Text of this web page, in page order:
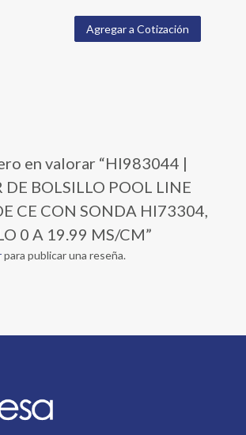
Agregar a Cotización
en valorar “HI983044 |
DE BOLSILLO POOL LINE
CE CON SONDA HI73304,
0 A 19.99 MS/CM”
para publicar una reseña.